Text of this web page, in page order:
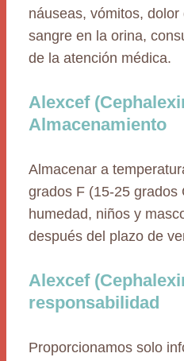
náuseas, vómitos,
sangre en la orina,
de la atención médica.
Alexcef
Almacenamiento
Almacenar a
grados F (15-25 grados
humedad, niños y
después del plazo de
Alexcef
responsabilidad
Proporcionamos solo